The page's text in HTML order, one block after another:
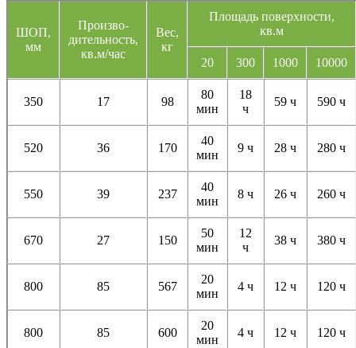
ШОП,
мм
Произво-
дительность,
кв.м/час
Вес,
кг
Площадь поверхности,
кв.м
20 300 1000 10000
350 17 98
80
мин
18
ч
59 ч 590 ч
520 36 170
40
мин
9 ч 28 ч 280 ч
550 39 237
40
мин
8 ч 26 ч 260 ч
670 27 150
50
мин
12
ч
38 ч 380 ч
800 85 567
20
мин
4 ч 12 ч 120 ч
800 85 600
20
мин
4 ч 12 ч 120 ч